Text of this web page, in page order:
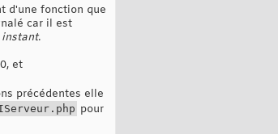
d'une fonction que
car il est
instant.
et
précédentes elle
pour